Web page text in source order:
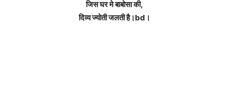
जिस घर मे बाबोसा की,
दिव्य ज्योती जलती है।bd।